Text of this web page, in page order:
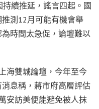
續推延，謠言四起。國
測12月可能有機會舉
時間太急促，論壇難以
海雙城論壇，今年至今
息稱，蔣市府高層評估
安訪美便能避免被人抹